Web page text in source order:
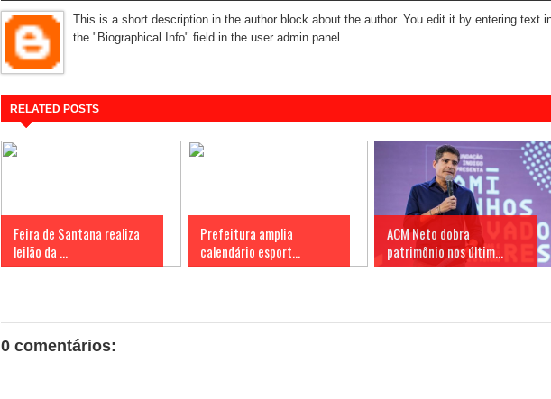
This is a short description in the author block about the author. You edit it by entering text
the "Biographical Info" field in the user admin panel.
RELATED POSTS
Feira de Santana realiza
leilão da ...
Prefeitura amplia
calendário esport...
ACM Neto dobra
patrimônio nos últim...
0 comentários: